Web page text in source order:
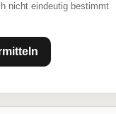
nicht eindeutig bestimmt